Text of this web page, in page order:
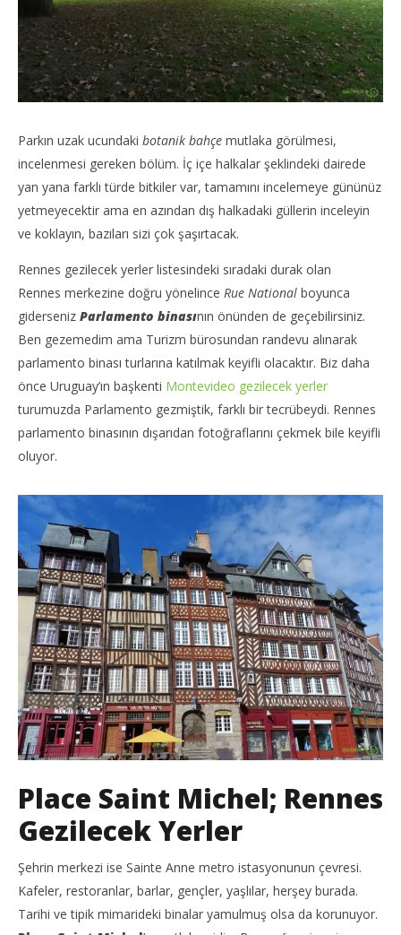
Parkın uzak ucundaki botanik bahçe mutlaka görülmesi,
incelenmesi gereken bölüm. İç içe halkalar şeklindeki dairede
yan yana farklı türde bitkiler var, tamamını incelemeye gününüz
yetmeyecektir ama en azından dış halkadaki güllerin inceleyin
ve koklayın, bazıları sizi çok şaşırtacak.
Rennes gezilecek yerler listesindeki sıradaki durak olan
Rennes merkezine doğru yönelince Rue National boyunca
giderseniz Parlamento binasının önünden de geçebilirsiniz.
Ben gezemedim ama Turizm bürosundan randevu alınarak
parlamento binası turlarına katılmak keyifli olacaktır. Biz daha
önce Uruguay’ın başkenti Montevideo gezilecek yerler
turumuzda Parlamento gezmiştik, farklı bir tecrübeydi. Rennes
parlamento binasının dışarıdan fotoğraflarını çekmek bile keyifli
oluyor.
Place Saint Michel; Rennes
Gezilecek Yerler
Şehrin merkezi ise Sainte Anne metro istasyonunun çevresi.
Kafeler, restoranlar, barlar, gençler, yaşlılar, herşey burada.
Tarihi ve tipik mimarideki binalar yamulmuş olsa da korunuyor.